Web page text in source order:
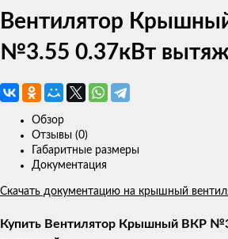
Вентилятор
№3.55 0.37кВт
Обзор
Отзывы (0)
Габаритные размеры
Документация
Скачать документацию на крышный
Купить Вентилятор Крышный ВКР